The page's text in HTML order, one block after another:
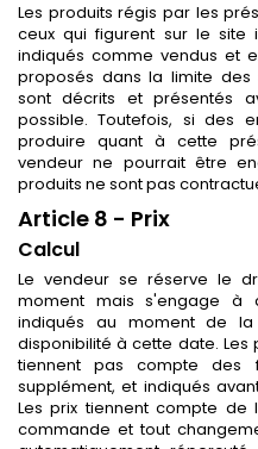
Les produits régis par les
ceux qui figurent sur le site
indiqués comme vendus et
proposés dans la limite des
sont décrits et présentés
possible. Toutefois, si des
produire quant à cette
vendeur ne pourrait être
produits ne sont pas
Article 8 - Prix
Calcul
Le vendeur se réserve le
moment mais s'engage à
indiqués au moment de
disponibilité à cette date. Les
tiennent pas compte des
supplément, et indiqués
Les prix tiennent compte
commande et tout